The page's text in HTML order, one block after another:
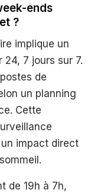
ends
?
implique un
7 jours sur 7.
de
un planning
Cette
impact direct
de 19h à 7h,